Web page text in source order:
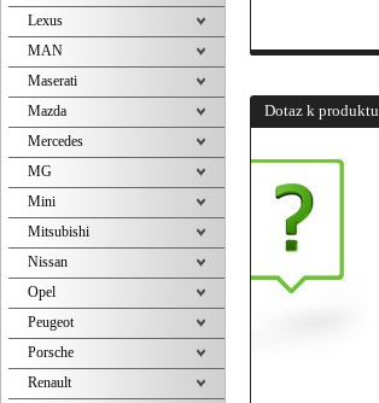
Dotaz k produktu
Lexus
MAN
Maserati
Mazda
Mercedes
MG
Mini
Mitsubishi
Nissan
Opel
Peugeot
Porsche
Renault